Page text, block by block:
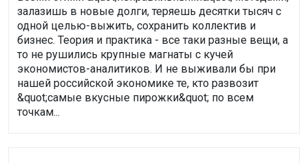
залазишь в новые долги, теряешь десятки тысяч с
одной целью-выжить, сохранить коллектив и
бизнес. Теория и практика - все таки разные вещи, а
то не рушились крупные магнаты с кучей
экономистов-аналитиков. И не выживали бы при
нашей российской экономике те, кто развозит
&quot;самые вкусные пирожки&quot; по всем
точкам...